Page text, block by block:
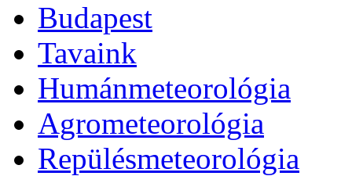
Budapest
Tavaink
Humánmeteorológia
Agrometeorológia
Repülésmeteorológia